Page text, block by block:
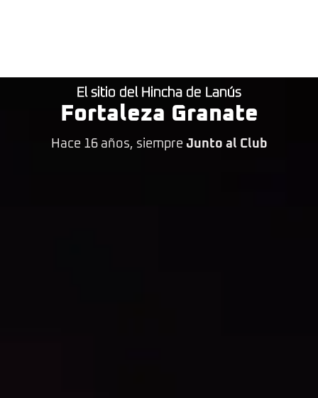
El sitio del Hincha de Lanús
Fortaleza Granate
Hace 16 años, siempre Junto al Club